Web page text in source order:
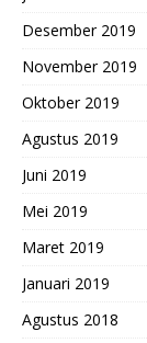
Desember 2019
November 2019
Oktober 2019
Agustus 2019
Juni 2019
Mei 2019
Maret 2019
Januari 2019
Agustus 2018